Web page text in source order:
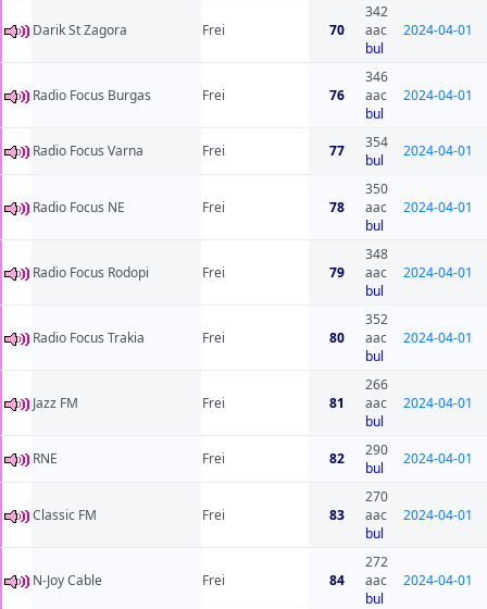
Darik St Zagora Frei 70
342
aac
bul
2024-04-01
Radio Focus Burgas Frei 76
346
aac
bul
2024-04-01
Radio Focus Varna Frei 77
354
bul
2024-04-01
Radio Focus NE Frei 78
350
aac
bul
2024-04-01
Radio Focus Rodopi Frei 79
348
aac
bul
2024-04-01
Radio Focus Trakia Frei 80
352
aac
bul
2024-04-01
Jazz FM Frei 81
266
aac
bul
2024-04-01
RNE Frei 82
290
bul
2024-04-01
Classic FM Frei 83
270
aac
bul
2024-04-01
N-Joy Cable Frei 84
272
aac
bul
2024-04-01